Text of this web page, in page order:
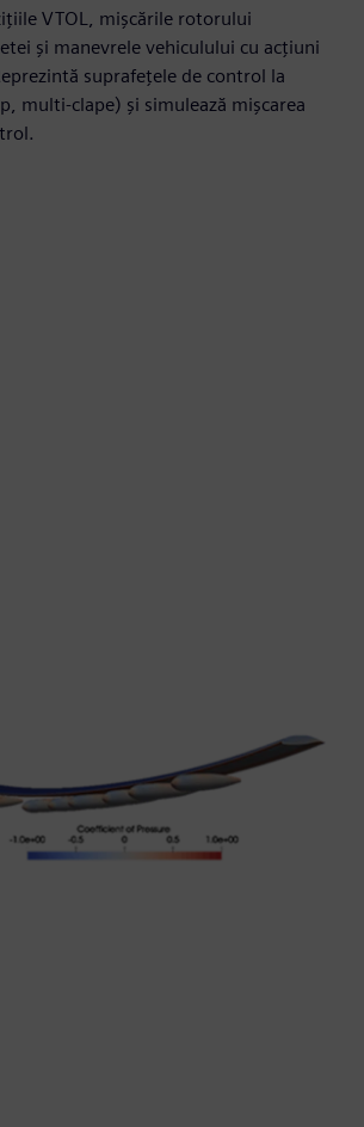
VTOL, mișcările rotorului
și manevrele vehiculului cu acțiuni
suprafețele de control la
multi-clape) și simulează mișcarea